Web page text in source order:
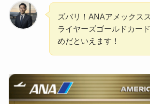
ズバリ！ANAアメックス
ライヤーズゴールドカー
めだといえます！